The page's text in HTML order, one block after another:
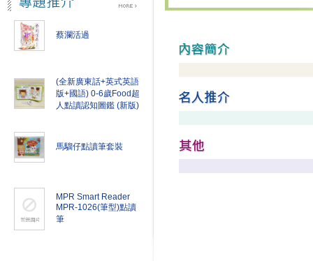
蔡瀾活過
(全新廣東話+英式英語
版+國語) 0-6歲Food超
人點讀認知圖鑑 (新版)
馬騮仔點讀筆套裝
MPR Smart Reader
MPR-1026(筆型)點讀
筆